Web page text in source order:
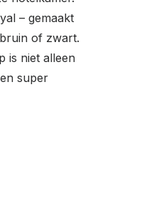
– gemaakt
of zwart.
is niet alleen
super